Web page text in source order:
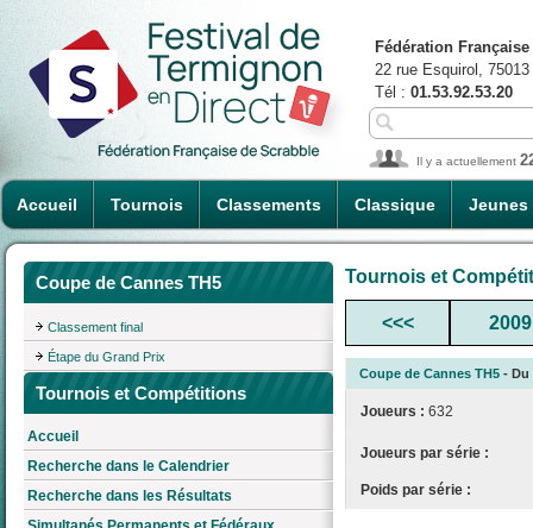
Accueil Tournois Classements Classique Jeunes
Fédération
22 rue Esquirol,
Tél : 01.53.92.53.20
Il y a actuellement
Coupe de Cannes TH5
Classement final
Étape du Grand Prix
Tournois et Compétitions
Accueil
Recherche dans le Calendrier
Recherche dans les Résultats
Tournois et
<<< 2009
Coupe de Cannes TH5 - Du
Joueurs : 632
Joueurs par série :
Poids par série :